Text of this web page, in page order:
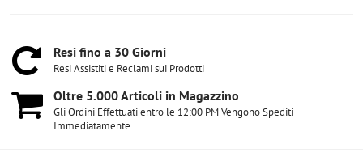
Resi fino a 30 Giorni
Resi Assistiti e Reclami sui Prodotti
Oltre 5​.000 Articoli in Magazzino
Gli Ordini Effettuati entro le 12:00 PM Vengono Spediti
Immediatamente